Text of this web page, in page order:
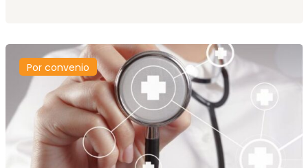
Por convenio